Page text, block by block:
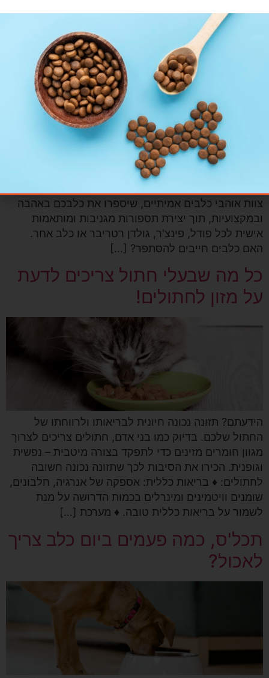
כשאהבה לכלבים ומקצועיות
נפגשים!
כל בעל כלב מכיר את הסיטואציה, פרוות הכלב התארכה
וכעת נופלת על עיניו ומקטינה משמעותית את שדה הראייה
שלו. ובמילים אחרות – זמן התספורת הגיע! אצלנו תמצאו
צוות אוהבי כלבים אמיתיים, שיספרו את כלבכם באהבה
ובמקצועיות, תוך יצירת תספורות מגניבות ומותאמות
אישית לכל פודל, פינצ'ר, גולדן רטריבר או כלב אחר.
האם כלבים חייבים להסתפר? […]
כל מה שבעלי חתול צריכים לדעת
על מזון לחתולים!
הידעתם? תזונה נכונה חיונית לבריאותו ולרווחתו של
החתול שלכם. בדיוק כמו בני אדם, חתולים צריכים לצרוך
מגוון חומרים מזינים כדי לתפקד בצורה מיטבית – נפשית
וגופנית. הכירו את הסיבות לכך שתזונה נכונה חשובה
לחתולים: ♦ בריאות כללית: אספקה של אנרגיה, חלבונים,
שומנים וויטמינים ומינרלים בכמות הדרושה על מנת
לשמור על בריאות כללית טובה. ♦ מערכת […]
תכל'ס, כמה פעמים ביום כלב צריך
לאכול?